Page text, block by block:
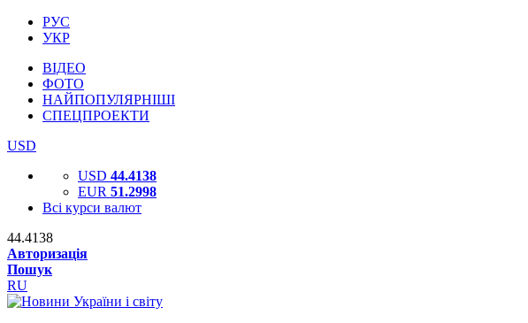
РУС
УКР
ВІДЕО
ФОТО
НАЙПОПУЛЯРНІШІ
СПЕЦПРОЕКТИ
USD
USD 44.4138
EUR 51.2998
Всі курси валют
44.4138
Авторизація
Пошук
RU